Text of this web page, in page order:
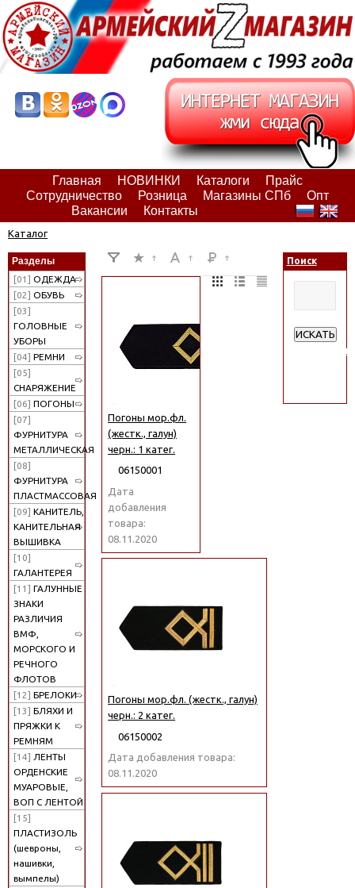
Главная НОВИНКИ Каталоги
Прайс
Сотрудничество
Розница Магазины СПб
Опт
Вакансии
Контакты
Каталог
Разделы
[01] ОДЕЖДА
[02] ОБУВЬ
[03]
ГОЛОВНЫЕ
УБОРЫ
[04] РЕМНИ
[05]
СНАРЯЖЕНИЕ
[06] ПОГОНЫ
[07]
ФУРНИТУРА
МЕТАЛЛИЧЕСКАЯ
[08]
ФУРНИТУРА
ПЛАСТМАССОВАЯ
[09] КАНИТЕЛЬ,
КАНИТЕЛЬНАЯ
ВЫШИВКА
[10]
ГАЛАНТЕРЕЯ
[11] ГАЛУННЫЕ
ЗНАКИ
РАЗЛИЧИЯ
ВМФ,
МОРСКОГО И
РЕЧНОГО
ФЛОТОВ
[12] БРЕЛОКИ
[13] БЛЯХИ И
ПРЯЖКИ К
РЕМНЯМ
[14] ЛЕНТЫ
ОРДЕНСКИЕ
МУАРОВЫЕ,
ВОП С ЛЕНТОЙ
[15]
ПЛАСТИЗОЛЬ
(шевроны,
нашивки,
вымпелы)
Погоны мор.фл.
(жестк., галун)
черн.: 1 катег.
06150001
Дата
добавления
товара:
08.11.2020
Погоны мор.фл. (жестк., галун)
черн.: 2 катег.
06150002
Дата добавления товара:
08.11.2020
Поиск
ИСКАТЬ